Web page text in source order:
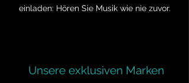
einladen: Hören Sie Musik wie nie zuvor.
Unsere exklusiven Marken